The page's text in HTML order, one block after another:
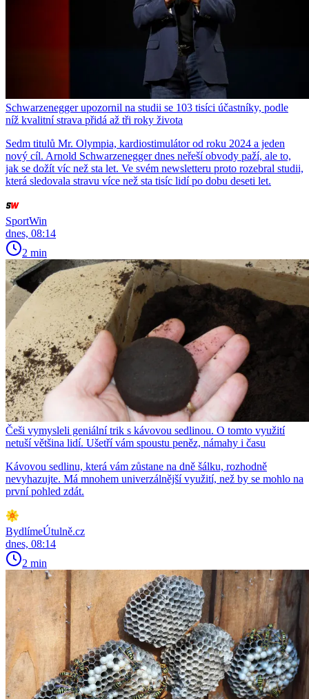
Schwarzenegger upozornil na studii se 103 tisíci účastníky, podle
níž kvalitní strava přidá až tři roky života
Sedm titulů Mr. Olympia, kardiostimulátor od roku 2024 a jeden
nový cíl. Arnold Schwarzenegger dnes neřeší obvody paží, ale to,
jak se dožít víc než sta let. Ve svém newsletteru proto rozebral studii,
která sledovala stravu více než sta tisíc lidí po dobu deseti let.
SportWin
dnes, 08:14
2 min
Češi vymysleli geniální trik s kávovou sedlinou. O tomto využití
netuší většina lidí. Ušetří vám spoustu peněz, námahy i času
Kávovou sedlinu, která vám zůstane na dně šálku, rozhodně
nevyhazujte. Má mnohem univerzálnější využití, než by se mohlo na
první pohled zdát.
BydlímeÚtulně.cz
dnes, 08:14
2 min